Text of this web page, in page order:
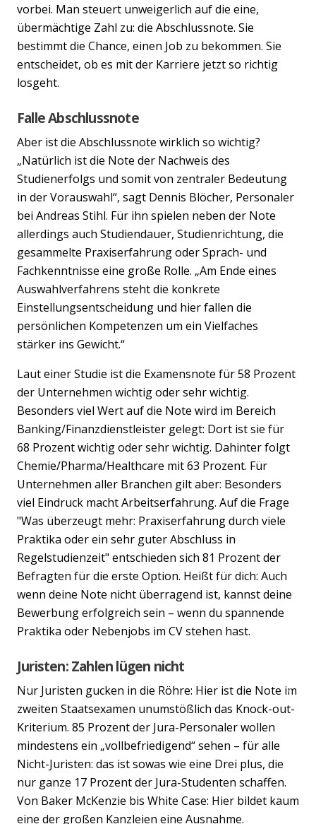
Previous Next
vorbei. Man steuert unweigerlich auf die eine,
übermächtige Zahl zu: die Abschlussnote. Sie
bestimmt die Chance, einen Job zu bekommen. Sie
entscheidet, ob es mit der Karriere jetzt so richtig
losgeht.
Falle Abschlussnote
Aber ist die Abschlussnote wirklich so wichtig?
„Natürlich ist die Note der Nachweis des
Studienerfolgs und somit von zentraler Bedeutung
in der Vorauswahl“, sagt Dennis Blöcher, Personaler
bei Andreas Stihl. Für ihn spielen neben der Note
allerdings auch Studiendauer, Studienrichtung, die
gesammelte Praxiserfahrung oder Sprach- und
Fachkenntnisse eine große Rolle. „Am Ende eines
Auswahlverfahrens steht die konkrete
Einstellungsentscheidung und hier fallen die
persönlichen Kompetenzen um ein Vielfaches
stärker ins Gewicht.“
Laut einer Studie ist die Examensnote für 58 Prozent
der Unternehmen wichtig oder sehr wichtig.
Besonders viel Wert auf die Note wird im Bereich
Banking/Finanzdienstleister gelegt: Dort ist sie für
68 Prozent wichtig oder sehr wichtig. Dahinter folgt
Chemie/Pharma/Healthcare mit 63 Prozent. Für
Unternehmen aller Branchen gilt aber: Besonders
viel Eindruck macht Arbeitserfahrung. Auf die Frage
"Was überzeugt mehr: Praxiserfahrung durch viele
Praktika oder ein sehr guter Abschluss in
Regelstudienzeit" entschieden sich 81 Prozent der
Befragten für die erste Option. Heißt für dich: Auch
wenn deine Note nicht überragend ist, kannst deine
Bewerbung erfolgreich sein – wenn du spannende
Praktika oder Nebenjobs im CV stehen hast.
Juristen: Zahlen lügen nicht
Nur Juristen gucken in die Röhre: Hier ist die Note im
zweiten Staatsexamen unumstößlich das Knock-out-
Kriterium. 85 Prozent der Jura-Personaler wollen
mindestens ein „vollbefriedigend“ sehen – für alle
Nicht-Juristen: das ist sowas wie eine Drei plus, die
nur ganze 17 Prozent der Jura-Studenten schaffen.
Von Baker McKenzie bis White Case: Hier bildet kaum
eine der großen Kanzleien eine Ausnahme.